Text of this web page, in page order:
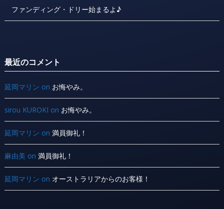
ファンディング・ドリー始まるよ♪
最近のコメント
延岡マリン on お悔やみ。
sirou KUROKI on お悔やみ。
延岡マリン on 満員御礼！
麻由美 on 満員御礼！
延岡マリン on オーストラリアからのお客様！